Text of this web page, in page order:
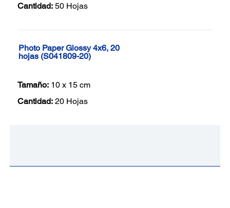
Cantidad: 50 Hojas
Photo Paper Glossy 4x6, 20
hojas (S041809-20)
Tamaño: 10 x 15 cm
Cantidad: 20 Hojas